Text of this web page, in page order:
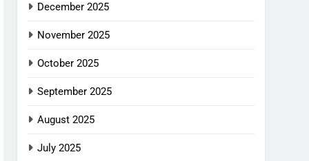
December 2025
November 2025
October 2025
September 2025
August 2025
July 2025